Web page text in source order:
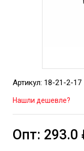
Артикул: 18-21-2-17
Нашли дешевле?
Опт: